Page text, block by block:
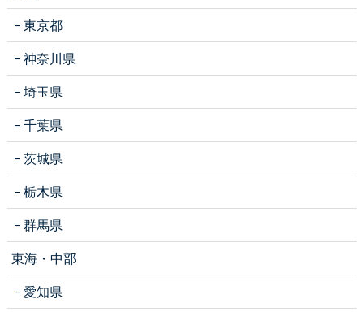
東京都
神奈川県
埼玉県
千葉県
茨城県
栃木県
群馬県
東海・中部
愛知県